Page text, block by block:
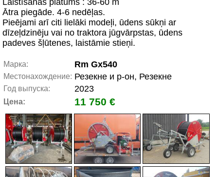
Laistīšanas platums : 36-60 m
Ātra piegāde. 4-6 nedēļas.
Pieējami arī citi lielāki modeļi, ūdens sūkņi ar
dīzeļdzinēju vai no traktora jūgvārpstas, ūdens
padeves šļūtenes, laistāmie stieņi.
Марка: Rm Gx540
Местонахождение: Резекне и р-он, Резекне
Год выпуска: 2023
Цена: 11 750 €